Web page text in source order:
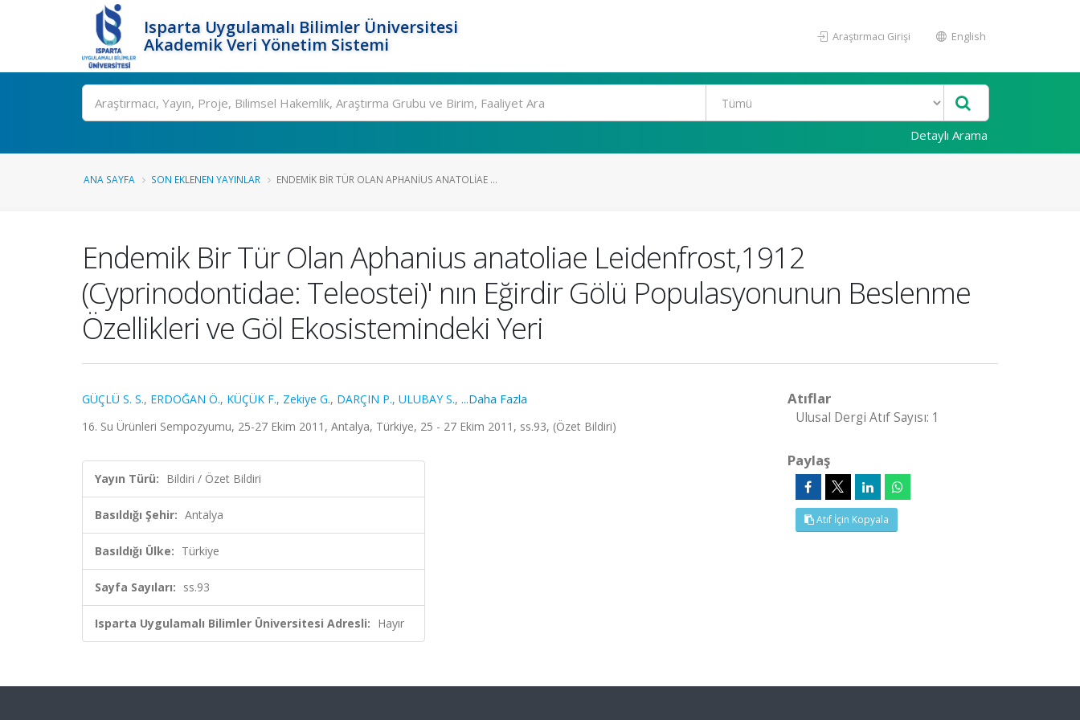
Isparta Uygulamalı Bilimler Üniversitesi
Akademik Veri Yönetim Sistemi
Araştırmacı Girişi English
Ara
Detaylı Arama
ANA SAYFA SON EKLENEN YAYINLAR ENDEMIK BIR TÜR OLAN APHANIUS ANATOLIAE ...
Endemik Bir Tür Olan Aphanius anatoliae Leidenfrost,1912
(Cyprinodontidae: Teleostei)' nın Eğirdir Gölü Populasyonunun Beslenme
Özellikleri ve Göl Ekosistemindeki Yeri
GÜÇLÜ S. S., ERDOĞAN Ö., KÜÇÜK F., Zekiye G., DARÇIN P., ULUBAY S., ...Daha Fazla
16. Su Ürünleri Sempozyumu, 25-27 Ekim 2011, Antalya, Türkiye, 25 - 27 Ekim 2011, ss.93, (Özet Bildiri)
Yayın Türü: Bildiri / Özet Bildiri
Basıldığı Şehir: Antalya
Basıldığı Ülke: Türkiye
Sayfa Sayıları: ss.93
Isparta Uygulamalı Bilimler Üniversitesi Adresli: Hayır
Atıflar
Ulusal Dergi Atıf Sayısı: 1
Paylaş
Atıf İçin Kopyala